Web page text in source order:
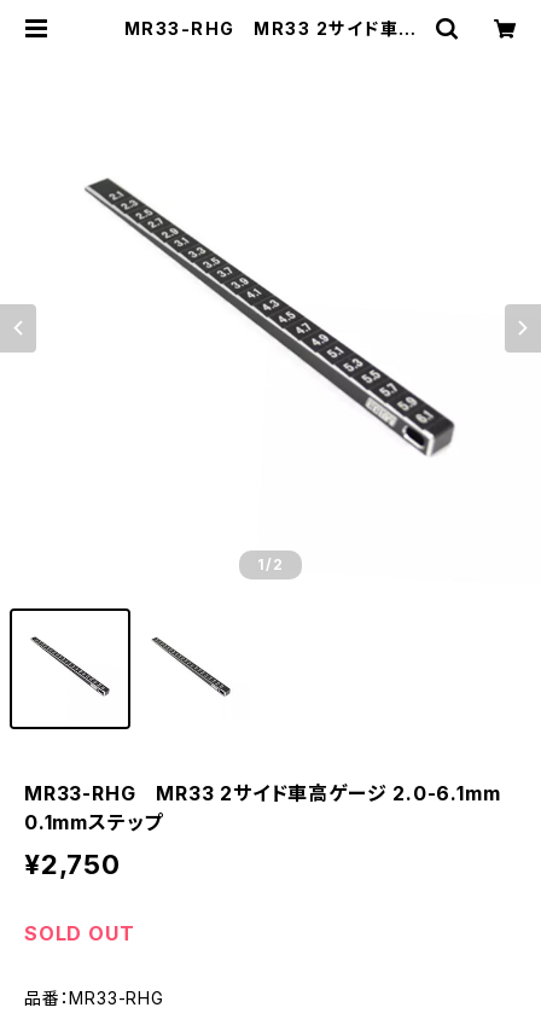
MR33-RHG MR33 2サイド車高
1/2
MR33-RHG MR33 2サイド車高ゲージ 2.0-6.1mm
0.1mmステップ
¥2,750
SOLD OUT
品番：MR33-RHG